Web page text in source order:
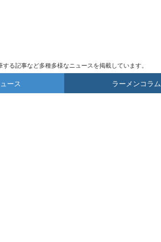
る記事など多種多様なニュースを掲載しています。
ース ラーメンコラム